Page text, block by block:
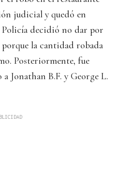
judicial y quedó en
decidió no dar por
la cantidad robada
Posteriormente, fue
Jonathan B.F. y George L.